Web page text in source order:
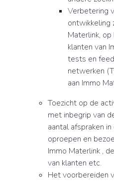
Verbetering
ontwikkeling
Materlink,
klanten van
tests en
netwerken
aan Immo
Toezicht op de
met inbegrip van
aantal afspraken
oproepen en
Immo Materlink ,
van klanten etc.
Het voorbereiden